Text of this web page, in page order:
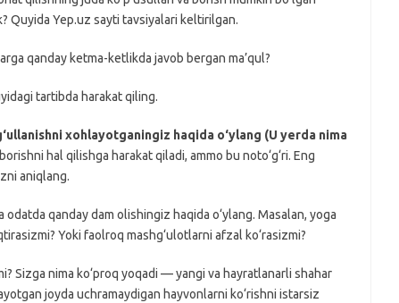
Quyida Yep.uz sayti tavsiyalari keltirilgan.
qanday ketma-ketlikda javob bergan ma’qul?
tartibda harakat qiling.
xohlayotganingiz haqida o‘ylang (U yerda nima
hal qilishga harakat qiladi, ammo bu noto‘g‘ri. Eng
aniqlang.
qanday dam olishingiz haqida o‘ylang. Masalan, yoga
Yoki faolroq mashg‘ulotlarni afzal ko‘rasizmi?
Sizga nima ko‘proq yoqadi — yangi va hayratlanarli shahar
joyda uchramaydigan hayvonlarni ko‘rishni istarsiz